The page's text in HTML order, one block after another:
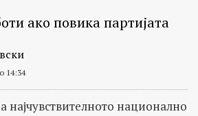
ако повика партијата
14:34
најчувствителното национално